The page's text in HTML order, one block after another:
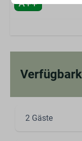
2 Gäste